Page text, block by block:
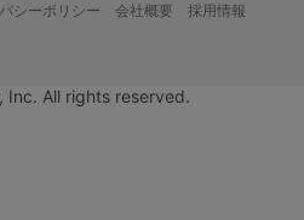
シーポリシー 会社概要
採用情報
Inc. All rights reserved.